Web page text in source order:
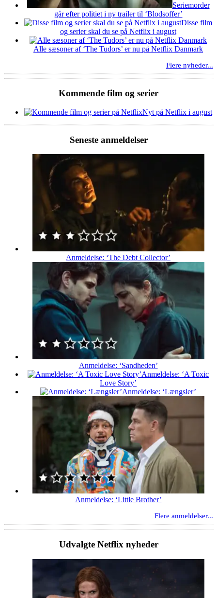
Seriemorder
går efter politiet i ny trailer til ‘Blodsoffer’
Disse film
og serier skal du se på Netflix i august
Alle sæsoner af ‘The Tudors’ er nu på Netflix Danmark
Flere nyheder...
Kommende film og serier
Nyt på Netflix i august
Seneste anmeldelser
Anmeldelse: ‘The Debt Collector’
Anmeldelse: ‘Sandheden’
Anmeldelse: ‘A Toxic
Love Story’
Anmeldelse: ‘Længsler’
Anmeldelse: ‘Little Brother’
Flere anmeldelser...
Udvalgte Netflix nyheder